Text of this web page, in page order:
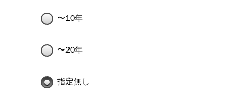
〜10年
〜20年
指定無し